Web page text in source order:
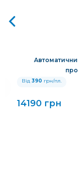
Від 390 грн/пл.
14190 грн